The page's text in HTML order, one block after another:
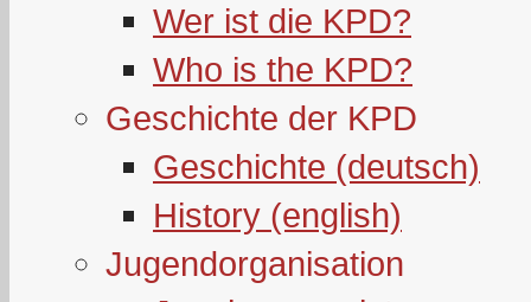
Wer ist die KPD?
Who is the KPD?
Geschichte der KPD
Geschichte (deutsch)
History (english)
Jugendorganisation